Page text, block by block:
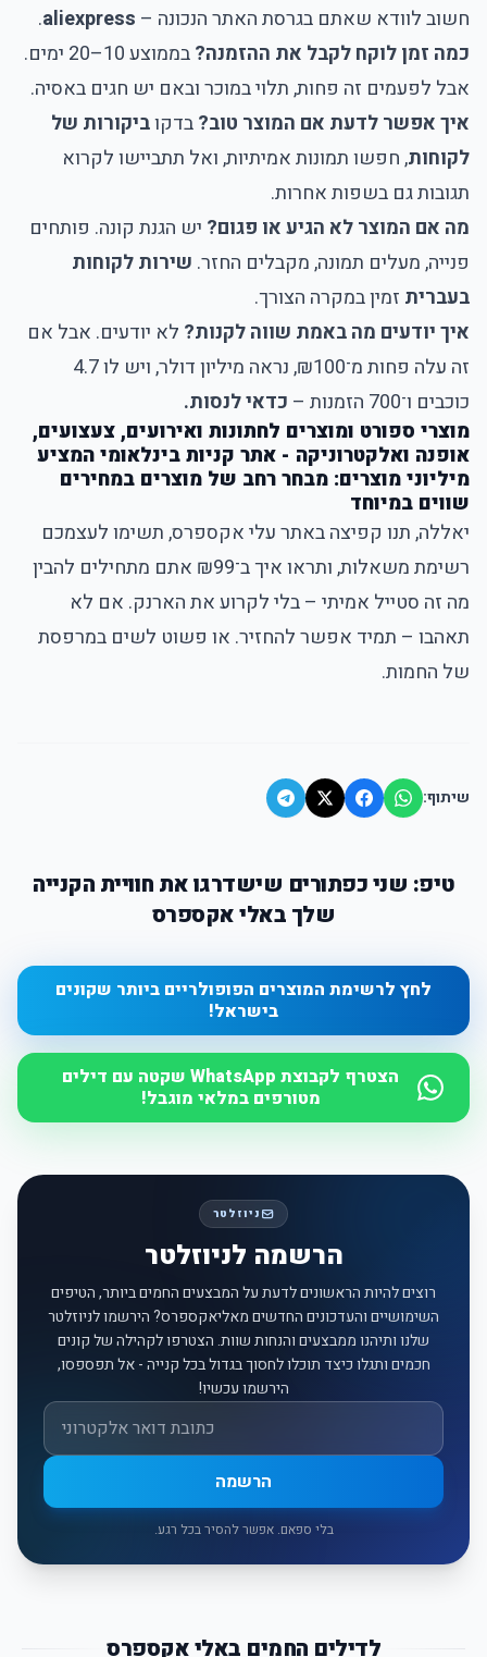
חשוב לוודא שאתם בגרסת האתר הנכונה – aliexpress
.
כמה זמן לוקח לקבל את ההזמנה?
בממוצע 10–20 ימים.
אבל לפעמים זה פחות, תלוי במוכר ובאם יש חגים באסיה.
איך אפשר לדעת אם המוצר טוב?בדקוביקורות של
לקוחות, חפשו תמונות אמיתיות, ואל תתביישו לקרוא
תגובות גם בשפות אחרות.
מה אם המוצר לא הגיע או פגום? יש הגנת קונה. פותחים
פנייה, מעלים תמונה, מקבלים החזר. שירות לקוחות
בעברית זמין במקרה הצורך.
איך יודעים מה באמת שווה לקנות? לא יודעים. אבל אם
זה עלה פחות מ־₪100, נראה מיליון דולר, ויש לו 4.7
כוכבים ו־700 הזמנות –
כדאי לנסות.
מוצרי ספורט ומוצרים לחתונות ואירועים, צעצועים,
אופנה ואלקטרוניקה - אתר קניות בינלאומי המציע
מיליוני מוצרים: מבחר רחב של מוצרים במחירים
שווים במיוחד
יאללה, תנו קפיצהבאתר עלי אקספרס, תשימו לעצמכם
רשימת משאלות, ותראו איך ב־₪99 אתם מתחילים להבין
מה זה סטייל אמיתי – בלי לקרוע את הארנק. אם לא
תאהבו – תמיד אפשר להחזיר. או פשוט לשים במרפסת
של החמות.
שיתוף:
טיפ: שני כפתורים שישדרגו את חוויית הקנייה
שלך באלי אקספרס
לחץ לרשימת המוצרים הפופולריים ביותר שקונים
בישראל!
הצטרף לקבוצת WhatsApp שקטה עם דילים
מטורפים במלאי מוגבל!
ניוזלטר
הרשמה לניוזלטר
רוצים להיות הראשונים לדעת על המבצעים החמים ביותר, הטיפים
השימושיים והעדכונים החדשים מאליאקספרס? הירשמו לניוזלטר
שלנו ותיהנו ממבצעים והנחות שוות. הצטרפו לקהילה של קונים
חכמים ותגלו כיצד תוכלו לחסוך בגדול בכל קנייה - אל תפספסו,
הירשמו עכשיו!
אימייל
הרשמה
בלי ספאם. אפשר להסיר בכל רגע.
לדילים החמים באלי אקספרס